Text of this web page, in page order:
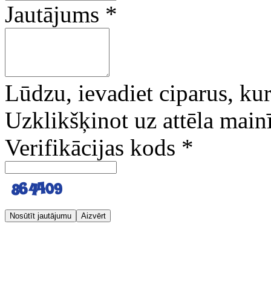
Jautājums *
Lūdzu, ievadiet ciparus,
Uzklikšķinot uz attēla
Verifikācijas kods *
Nosūtīt jautājumu Aizvērt